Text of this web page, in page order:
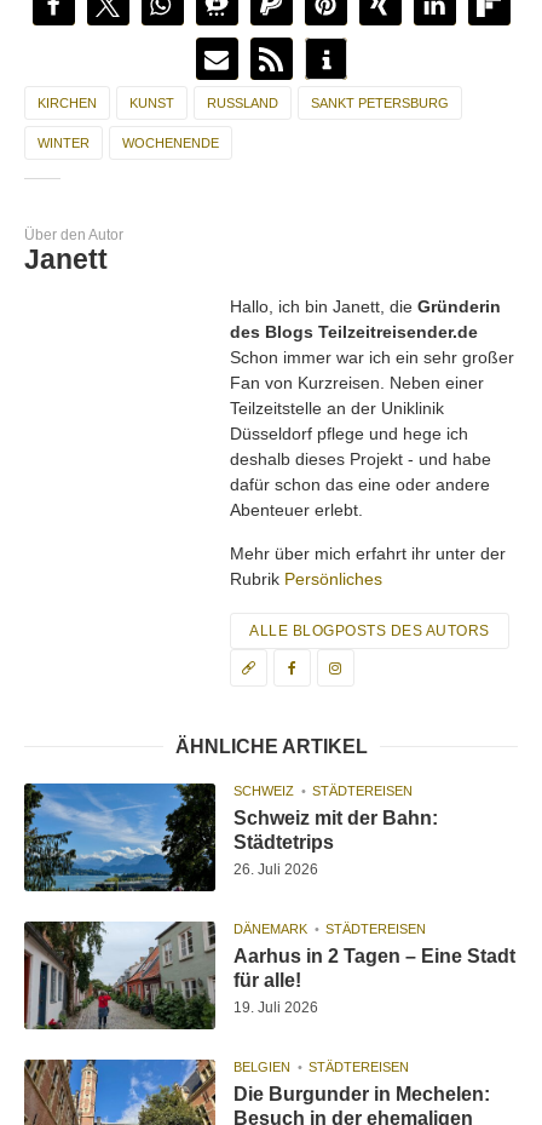
KIRCHEN KUNST RUSSLAND SANKT PETERSBURG
WINTER WOCHENENDE
Über den Autor
Janett
Hallo, ich bin Janett, die Gründerin
des Blogs Teilzeitreisender.de
Schon immer war ich ein sehr großer
Fan von Kurzreisen. Neben einer
Teilzeitstelle an der Uniklinik
Düsseldorf pflege und hege ich
deshalb dieses Projekt - und habe
dafür schon das eine oder andere
Abenteuer erlebt.
Mehr über mich erfahrt ihr unter der
Rubrik Persönliches
ALLE BLOGPOSTS DES AUTORS
ÄHNLICHE ARTIKEL
SCHWEIZ STÄDTEREISEN
Schweiz mit der Bahn:
Städtetrips
26. Juli 2026
DÄNEMARK STÄDTEREISEN
Aarhus in 2 Tagen – Eine Stadt
für alle!
19. Juli 2026
BELGIEN STÄDTEREISEN
Die Burgunder in Mechelen:
Besuch in der ehemaligen